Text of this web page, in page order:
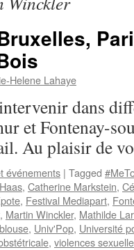
Helene Lahaye
dans
et Fontenay-
Au plaisir de
événements | Tagged
, Catherine Markstein,
, Festival Mediapart,
, Martin Winckler, Mathilde
, Univ'Pop, Université
, violences